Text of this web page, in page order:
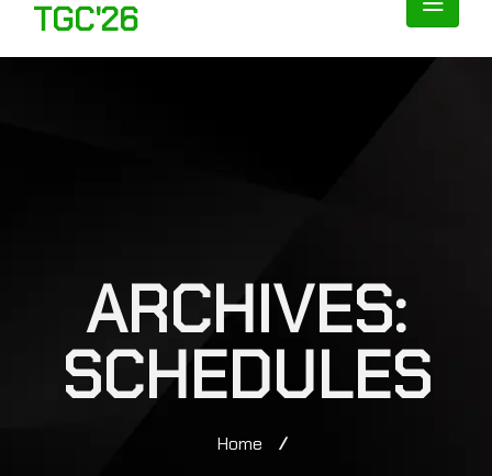
TGC'26
ARCHIVES:
SCHEDULES
Home /